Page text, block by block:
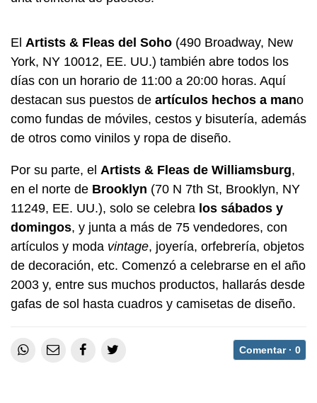
El Artists & Fleas del Soho (490 Broadway, New
York, NY 10012, EE. UU.) también abre todos los
días con un horario de 11:00 a 20:00 horas. Aquí
destacan sus puestos de artículos hechos a mano
como fundas de móviles, cestos y bisutería, además
de otros como vinilos y ropa de diseño.
Por su parte, el Artists & Fleas de Williamsburg,
en el norte de Brooklyn (70 N 7th St, Brooklyn, NY
11249, EE. UU.), solo se celebra los sábados y
domingos, y junta a más de 75 vendedores, con
artículos y moda vintage, joyería, orfebrería, objetos
de decoración, etc. Comenzó a celebrarse en el año
2003 y, entre sus muchos productos, hallarás desde
gafas de sol hasta cuadros y camisetas de diseño.
Comentar · 0